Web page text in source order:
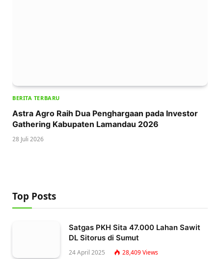
BERITA TERBARU
Astra Agro Raih Dua Penghargaan pada Investor
Gathering Kabupaten Lamandau 2026
28 Juli 2026
Top Posts
Satgas PKH Sita 47.000 Lahan Sawit
DL Sitorus di Sumut
24 April 2025 28,409Views